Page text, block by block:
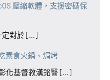
壓縮軟體，支援密碼保
定對於 [...]
素食火鍋、焗烤
化基督教漢銘醫 [...]